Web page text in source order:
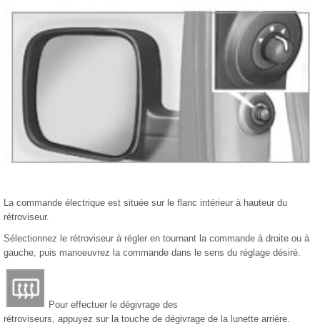
La commande électrique est située sur le flanc intérieur à hauteur du
rétroviseur.
Sélectionnez le rétroviseur à régler en tournant la commande à droite ou à
gauche, puis manoeuvrez la commande dans le sens du réglage désiré.
Pour effectuer le dégivrage des
rétroviseurs, appuyez sur la touche de dégivrage de la lunette arrière.